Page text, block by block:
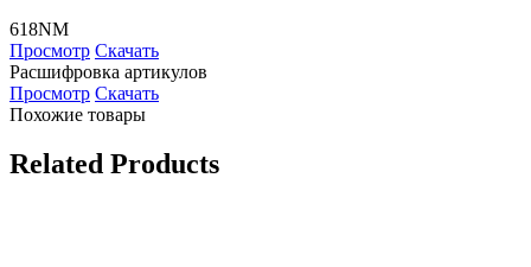
618NM
Просмотр Скачать
Расшифровка артикулов
Просмотр Скачать
Похожие товары
Related Products